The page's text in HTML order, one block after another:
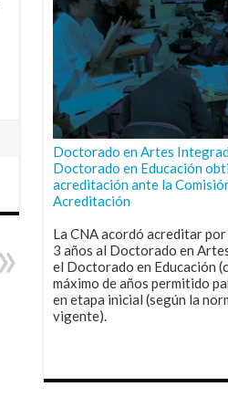
Doctorado en Artes
Doctorado en Educación
acreditación ante la
Acreditación
La CNA acordó acreditar
3 años al Doctorado en
el Doctorado en Educación
máximo de años permitido
en etapa inicial (según la
vigente).